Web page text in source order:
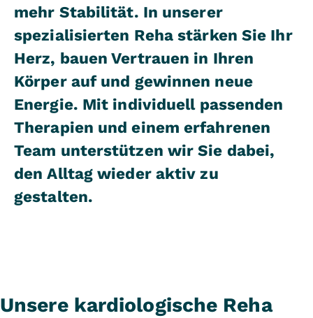
mehr Stabilität. In unserer
spezialisierten Reha stärken Sie Ihr
Herz, bauen Vertrauen in Ihren
Körper auf und gewinnen neue
Energie. Mit individuell passenden
Therapien und einem erfahrenen
Team unterstützen wir Sie dabei,
den Alltag wieder aktiv zu
gestalten.
Unsere kardiologische Reha